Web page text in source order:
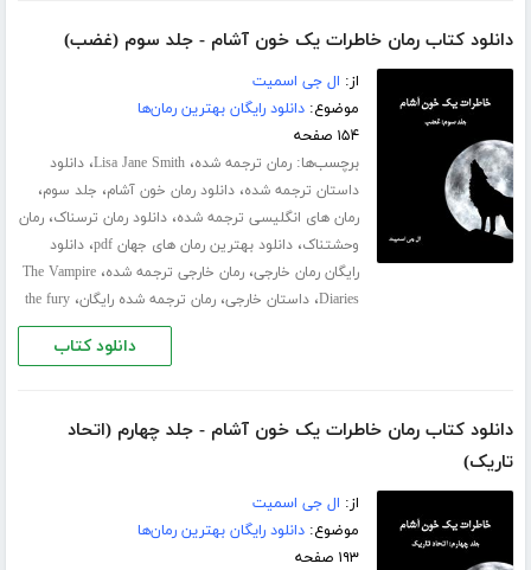
دانلود کتاب رمان خاطرات یک خون آشام - جلد سوم (غضب)
از: ال جی اسمیت
موضوع:دانلود رایگان بهترین رمان‌ها
۱۵۴ صفحه
برچسب‌ها:رمان ترجمه شده،Lisa Jane Smith،دانلود
داستان ترجمه شده،دانلود رمان خون آشام، جلد سوم،
رمان های انگلیسی ترجمه شده،دانلود رمان ترسناک،رمان
وحشتناک،دانلود بهترین رمان های جهان pdf ،دانلود
رایگان رمان خارجی،رمان خارجی ترجمه شده،The Vampire
Diaries،داستان خارجی،رمان ترجمه شده رایگان،the fury
دانلود کتاب
دانلود کتاب رمان خاطرات یک خون آشام - جلد چهارم (اتحاد
تاریک)
از: ال جی اسمیت
موضوع:دانلود رایگان بهترین رمان‌ها
۱۹۳ صفحه